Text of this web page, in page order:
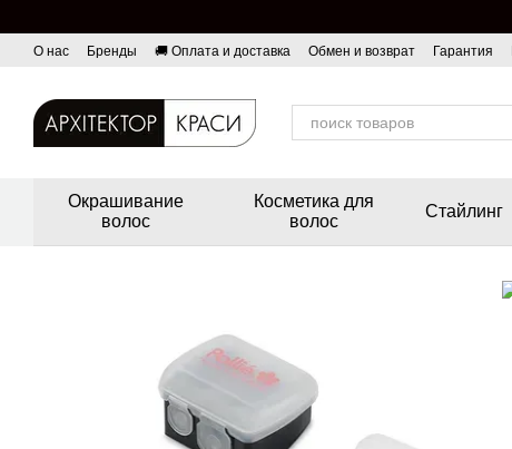
О нас Бренды 🚚 Оплата и доставка Обмен и возврат Гарантия
Окрашивание
волос
Косметика для
волос
Стайлинг